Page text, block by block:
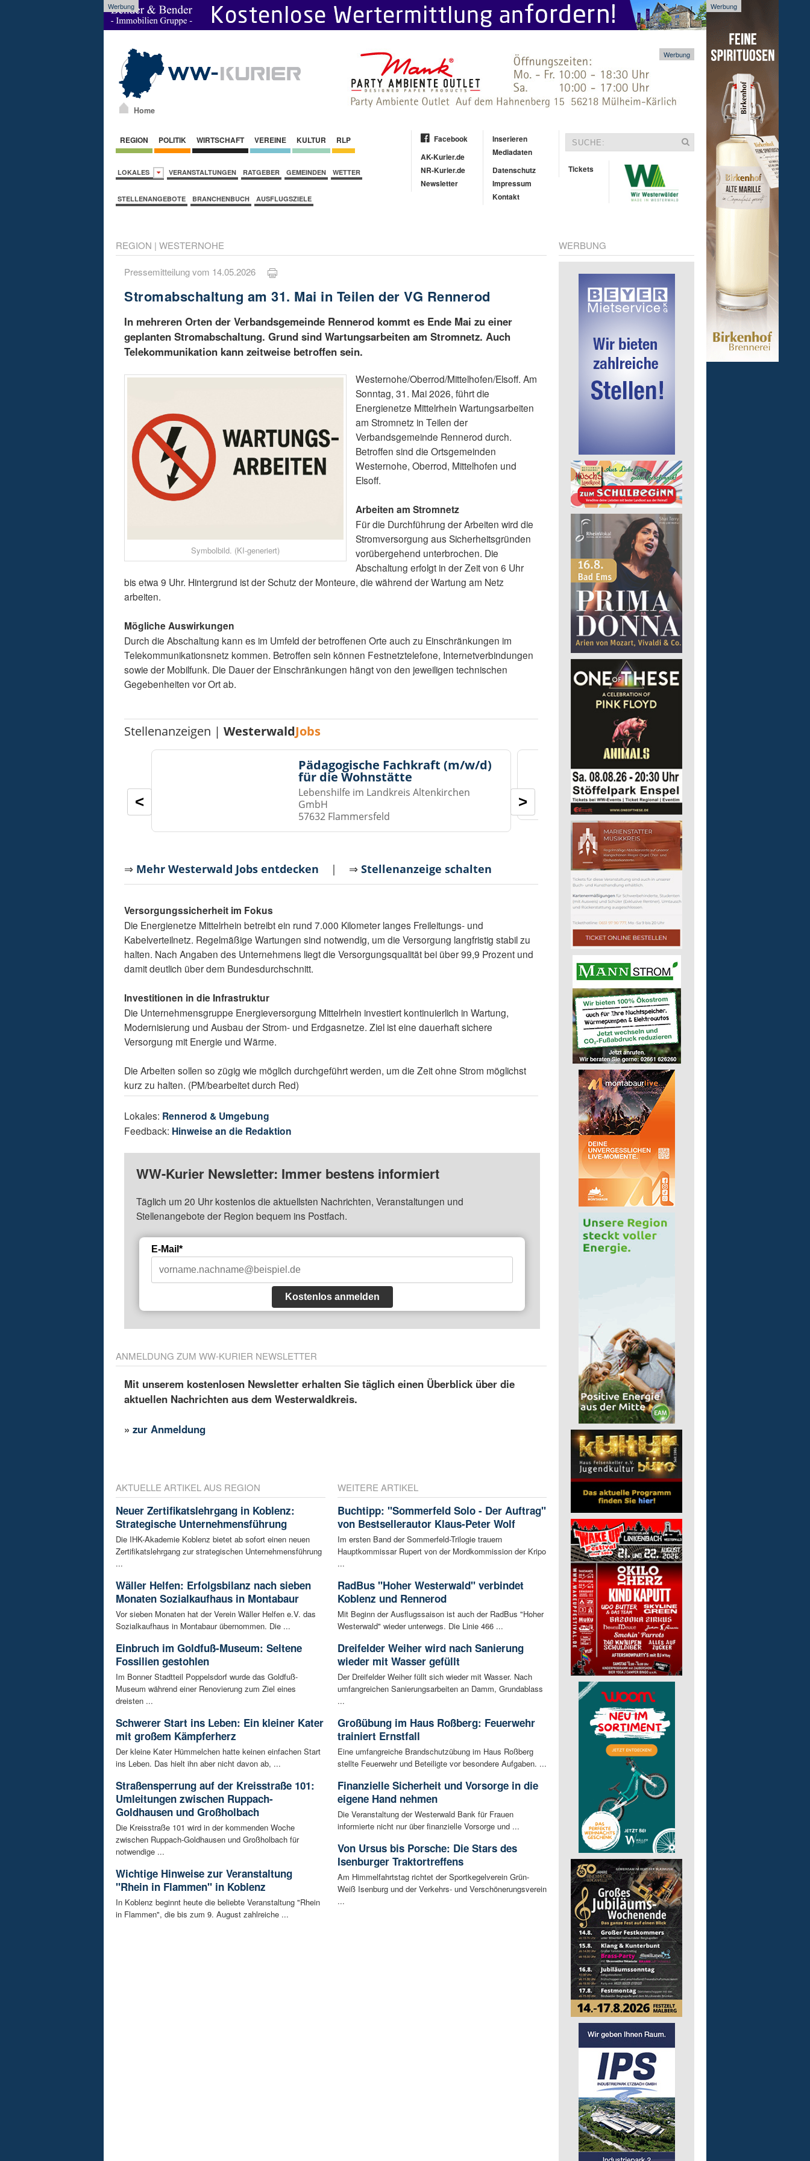
Werbung Werbung
Home
Werbung
REGION POLITIK WIRTSCHAFT VEREINE KULTUR RLP
LOKALES VERANSTALTUNGEN RATGEBER GEMEINDEN WETTER
STELLENANGEBOTE BRANCHENBUCH AUSFLUGSZIELE
Facebook
AK-Kurier.de
NR-Kurier.de
Newsletter
Inserieren
Mediadaten
Datenschutz
Impressum
Kontakt
Tickets
REGION | WESTERNOHE
Pressemitteilung vom 14.05.2026
Stromabschaltung am 31. Mai in Teilen der VG Rennerod
In mehreren Orten der Verbandsgemeinde Rennerod kommt es Ende Mai zu einer
geplanten Stromabschaltung. Grund sind Wartungsarbeiten am Stromnetz. Auch
Telekommunikation kann zeitweise betroffen sein.
Symbolbild. (KI-generiert)
Westernohe/Oberrod/Mittelhofen/Elsoff. Am
Sonntag, 31. Mai 2026, führt die
Energienetze Mittelrhein Wartungsarbeiten
am Stromnetz in Teilen der
Verbandsgemeinde Rennerod durch.
Betroffen sind die Ortsgemeinden
Westernohe, Oberrod, Mittelhofen und
Elsoff.
Arbeiten am Stromnetz
Für die Durchführung der Arbeiten wird die
Stromversorgung aus Sicherheitsgründen
vorübergehend unterbrochen. Die
Abschaltung erfolgt in der Zeit von 6 Uhr
bis etwa 9 Uhr. Hintergrund ist der Schutz der Monteure, die während der Wartung am Netz
arbeiten.
Mögliche Auswirkungen
Durch die Abschaltung kann es im Umfeld der betroffenen Orte auch zu Einschränkungen im
Telekommunikationsnetz kommen. Betroffen sein können Festnetztelefone, Internetverbindungen
sowie der Mobilfunk. Die Dauer der Einschränkungen hängt von den jeweiligen technischen
Gegebenheiten vor Ort ab.
Stellenanzeigen |WesterwaldJobs
Pädagogische Fachkraft (m/w/d)
für die Wohnstätte
Lebenshilfe im Landkreis Altenkirchen
GmbH
57632 Flammersfeld
Finanz- und
(m/w/d)
Pusch AG
56242 Marienrachdorf
< >
⇒ Mehr Westerwald Jobs entdecken | ⇒Stellenanzeige schalten
Versorgungssicherheit im Fokus
Die Energienetze Mittelrhein betreibt ein rund 7.000 Kilometer langes Freileitungs- und
Kabelverteilnetz. Regelmäßige Wartungen sind notwendig, um die Versorgung langfristig stabil zu
halten. Nach Angaben des Unternehmens liegt die Versorgungsqualität bei über 99,9 Prozent und
damit deutlich über dem Bundesdurchschnitt.
Investitionen in die Infrastruktur
Die Unternehmensgruppe Energieversorgung Mittelrhein investiert kontinuierlich in Wartung,
Modernisierung und Ausbau der Strom- und Erdgasnetze. Ziel ist eine dauerhaft sichere
Versorgung mit Energie und Wärme.
Die Arbeiten sollen so zügig wie möglich durchgeführt werden, um die Zeit ohne Strom möglichst
kurz zu halten. (PM/bearbeitet durch Red)
Lokales: Rennerod & Umgebung
Feedback: Hinweise an die Redaktion
WW-Kurier Newsletter: Immer bestens informiert
Täglich um 20 Uhr kostenlos die aktuellsten Nachrichten, Veranstaltungen und
Stellenangebote der Region bequem ins Postfach.
E-Mail*
Kostenlos anmelden
ANMELDUNG ZUM WW-KURIER NEWSLETTER
Mit unserem kostenlosen Newsletter erhalten Sie täglich einen Überblick über die
aktuellen Nachrichten aus dem Westerwaldkreis.
»zur Anmeldung
AKTUELLE ARTIKEL AUS REGION
Neuer Zertifikatslehrgang in Koblenz:
Strategische Unternehmensführung
Die IHK-Akademie Koblenz bietet ab sofort einen neuen
Zertifikatslehrgang zur strategischen Unternehmensführung
...
Wäller Helfen: Erfolgsbilanz nach sieben
Monaten Sozialkaufhaus in Montabaur
Vor sieben Monaten hat der Verein Wäller Helfen e.V. das
Sozialkaufhaus in Montabaur übernommen. Die ...
Einbruch im Goldfuß-Museum: Seltene
Fossilien gestohlen
Im Bonner Stadtteil Poppelsdorf wurde das Goldfuß-
Museum während einer Renovierung zum Ziel eines
dreisten ...
Schwerer Start ins Leben: Ein kleiner Kater
mit großem Kämpferherz
Der kleine Kater Hümmelchen hatte keinen einfachen Start
ins Leben. Das hielt ihn aber nicht davon ab, ...
Straßensperrung auf der Kreisstraße 101:
Umleitungen zwischen Ruppach-
Goldhausen und Großholbach
Die Kreisstraße 101 wird in der kommenden Woche
zwischen Ruppach-Goldhausen und Großholbach für
notwendige ...
Wichtige Hinweise zur Veranstaltung
"Rhein in Flammen" in Koblenz
In Koblenz beginnt heute die beliebte Veranstaltung "Rhein
in Flammen", die bis zum 9. August zahlreiche ...
WEITERE ARTIKEL
Buchtipp: "Sommerfeld Solo - Der Auftrag"
von Bestsellerautor Klaus-Peter Wolf
Im ersten Band der Sommerfeld-Trilogie trauern
Hauptkommissar Rupert von der Mordkommission der Kripo
...
RadBus "Hoher Westerwald" verbindet
Koblenz und Rennerod
Mit Beginn der Ausflugssaison ist auch der RadBus "Hoher
Westerwald" wieder unterwegs. Die Linie 466 ...
Dreifelder Weiher wird nach Sanierung
wieder mit Wasser gefüllt
Der Dreifelder Weiher füllt sich wieder mit Wasser. Nach
umfangreichen Sanierungsarbeiten an Damm, Grundablass
...
Großübung im Haus Roßberg: Feuerwehr
trainiert Ernstfall
Eine umfangreiche Brandschutzübung im Haus Roßberg
stellte Feuerwehr und Beteiligte vor besondere Aufgaben. ...
Finanzielle Sicherheit und Vorsorge in die
eigene Hand nehmen
Die Veranstaltung der Westerwald Bank für Frauen
informierte nicht nur über finanzielle Vorsorge und ...
Von Ursus bis Porsche: Die Stars des
Isenburger Traktortreffens
Am Himmelfahrtstag richtet der Sportkegelverein Grün-
Weiß Isenburg und der Verkehrs- und Verschönerungsverein
...
WERBUNG